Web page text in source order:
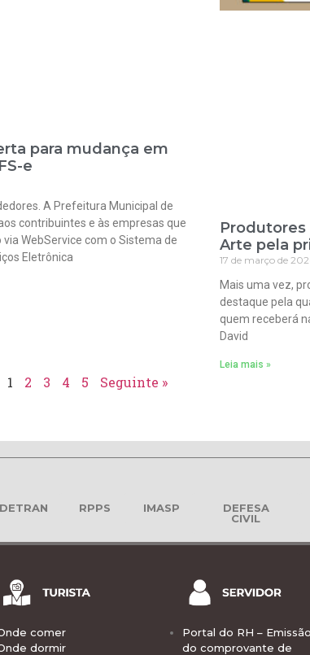
para mudança em
e
A Prefeitura Municipal de
contribuintes e às empresas que
WebService com o Sistema de
Eletrônica
Produtores
Arte pela
17 de março de
Mais uma vez,
destaque pela
quem receberá
David
Leia mais »
1 2 3 4 5 Seguinte »
DETRAN RPPS IMASP
DEFESA
CIVIL
comer
dormir
Portal do RH – Emissão
do comprovante de